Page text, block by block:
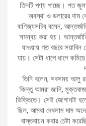
তিনটি পণ্য পাচ্ছে। গত
অবস্থা ও ডলারের দাম
বাণিজ্যসচিব বলেন,
সমন্বয় করা হয়।
যাওয়ায় গত বছরে সয়াবিন
যায়। সেটা ধাপে ধাপে
তিনি বলেন, সবসময় আলু
কিন্তু আমরা জানি,
ভিত্তিতে। সেই জোগানটা
ছিল, আমরা দেখলাম দাম
বাস্তবায়ন করার চেষ্টা